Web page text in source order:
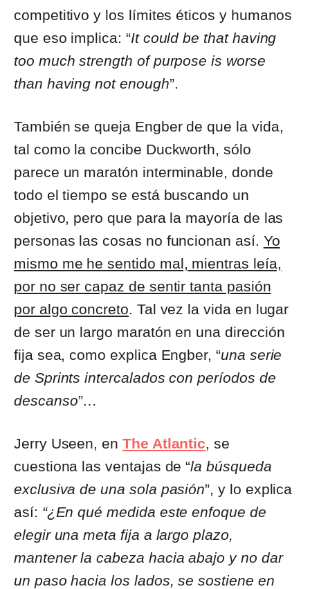
competitivo y los límites éticos y humanos
que eso implica: “It could be that having
too much strength of purpose is worse
than having not enough”.
También se queja Engber de que la vida,
tal como la concibe Duckworth, sólo
parece un maratón interminable, donde
todo el tiempo se está buscando un
objetivo, pero que para la mayoría de las
personas las cosas no funcionan así. Yo
mismo me he sentido mal, mientras leía,
por no ser capaz de sentir tanta pasión
por algo concreto. Tal vez la vida en lugar
de ser un largo maratón en una dirección
fija sea, como explica Engber, “una serie
de Sprints intercalados con períodos de
descanso”…
Jerry Useen, en The Atlantic, se
cuestiona las ventajas de “la búsqueda
exclusiva de una sola pasión”, y lo explica
así: “¿En qué medida este enfoque de
elegir una meta fija a largo plazo,
mantener la cabeza hacia abajo y no dar
un paso hacia los lados, se sostiene en